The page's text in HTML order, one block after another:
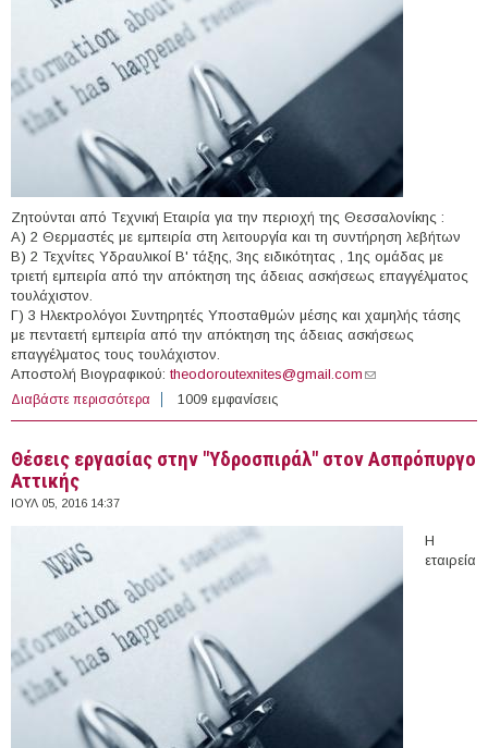
Ζητούνται από Tεχνική Eταιρία για την περιοχή της Θεσσαλονίκης :
Α) 2 Θερμαστές με εμπειρία στη λειτουργία και τη συντήρηση λεβήτων
Β) 2 Τεχνίτες Υδραυλικοί Β' τάξης, 3ης ειδικότητας , 1ης ομάδας με
τριετή εμπειρία από την απόκτηση της άδειας ασκήσεως επαγγέλματος
τουλάχιστον.
Γ) 3 Ηλεκτρολόγοι Συντηρητές Υποσταθμών μέσης και χαμηλής τάσης
με πενταετή εμπειρία από την απόκτηση της άδειας ασκήσεως
επαγγέλματος τους τουλάχιστον.
Αποστολή Βιογραφικού: theodoroutexnites@gmail.com (link sends e-mail)
Διαβάστε περισσότερα για Θέσεις Εργασίας στην A. & I. ΘΕΟΔΩΡΟΥ Ο.Ε.
(Θεσσαλονίκη)
1009 εμφανίσεις
Θέσεις εργασίας στην "Υδροσπιράλ" στον Ασπρόπυργο
Αττικής
ΙΟΥΛ 05, 2016 14:37
H
εταιρεία